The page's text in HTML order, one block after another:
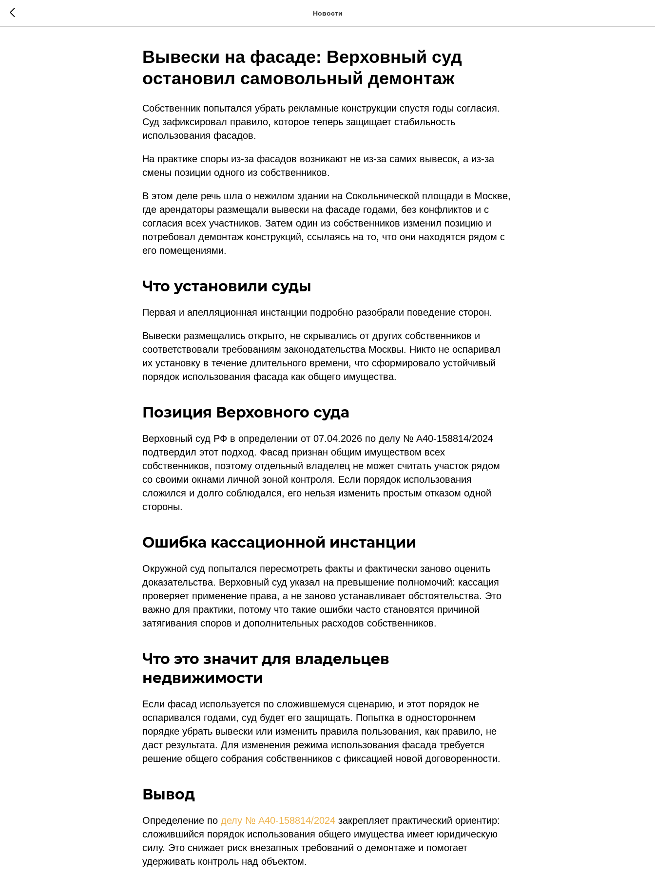
Новости
Вывески на фасаде: Верховный суд
остановил самовольный демонтаж
Собственник попытался убрать рекламные конструкции спустя годы согласия.
Суд зафиксировал правило, которое теперь защищает стабильность
использования фасадов.
На практике споры из-за фасадов возникают не из-за самих вывесок, а из-за
смены позиции одного из собственников.
В этом деле речь шла о нежилом здании на Сокольнической площади в Москве,
где арендаторы размещали вывески на фасаде годами, без конфликтов и с
согласия всех участников. Затем один из собственников изменил позицию и
потребовал демонтаж конструкций, ссылаясь на то, что они находятся рядом с
его помещениями.
Что установили суды
Первая и апелляционная инстанции подробно разобрали поведение сторон.
Вывески размещались открыто, не скрывались от других собственников и
соответствовали требованиям законодательства Москвы. Никто не оспаривал
их установку в течение длительного времени, что сформировало устойчивый
порядок использования фасада как общего имущества.
Позиция Верховного суда
Верховный суд РФ в определении от 07.04.2026 по делу № А40-158814/2024
подтвердил этот подход. Фасад признан общим имуществом всех
собственников, поэтому отдельный владелец не может считать участок рядом
со своими окнами личной зоной контроля. Если порядок использования
сложился и долго соблюдался, его нельзя изменить простым отказом одной
стороны.
Ошибка кассационной инстанции
Окружной суд попытался пересмотреть факты и фактически заново оценить
доказательства. Верховный суд указал на превышение полномочий: кассация
проверяет применение права, а не заново устанавливает обстоятельства. Это
важно для практики, потому что такие ошибки часто становятся причиной
затягивания споров и дополнительных расходов собственников.
Что это значит для владельцев
недвижимости
Если фасад используется по сложившемуся сценарию, и этот порядок не
оспаривался годами, суд будет его защищать. Попытка в одностороннем
порядке убрать вывески или изменить правила пользования, как правило, не
даст результата. Для изменения режима использования фасада требуется
решение общего собрания собственников с фиксацией новой договоренности.
Вывод
Определение по делу № А40-158814/2024 закрепляет практический ориентир:
сложившийся порядок использования общего имущества имеет юридическую
силу. Это снижает риск внезапных требований о демонтаже и помогает
удерживать контроль над объектом.